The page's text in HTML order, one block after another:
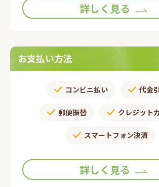
会員が退会を希望する場合には、会員本人が退
第5条 (会員資格の喪失及び賠償義務)
き、通信販売による代金支払債務を怠ったとき
は、会員資格を取り消すことができることとし
2. 会員が、以下の各号に定める行為をしたとき
(1)会員番号、パスワードを不正に使用すること
ホームページに有害なコンピュータープログラ
るなどして、当社の営業を妨害すること
(3)当社が扱う商品の知的所有権を侵害する行
詳しく見る
お支払い方法
コンビニ払い 代金
郵便振替​ クレジット
スマートフォン決済
詳しく見る